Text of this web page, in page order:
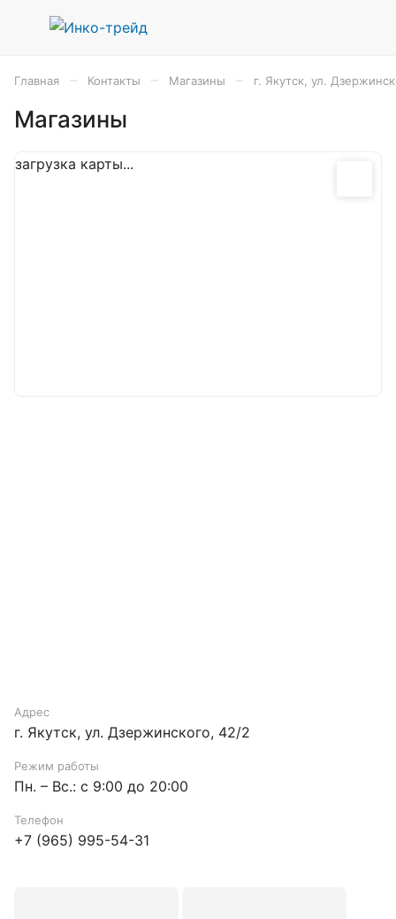
Главная Контакты Магазины г. Якутск, ул.
Магазины
Адрес
г. Якутск, ул. Дзержинского, 42/2
Режим работы
Пн. – Вс.: с 9:00 до 20:00
Телефон
+7 (965) 995-54-31
загрузка карты...